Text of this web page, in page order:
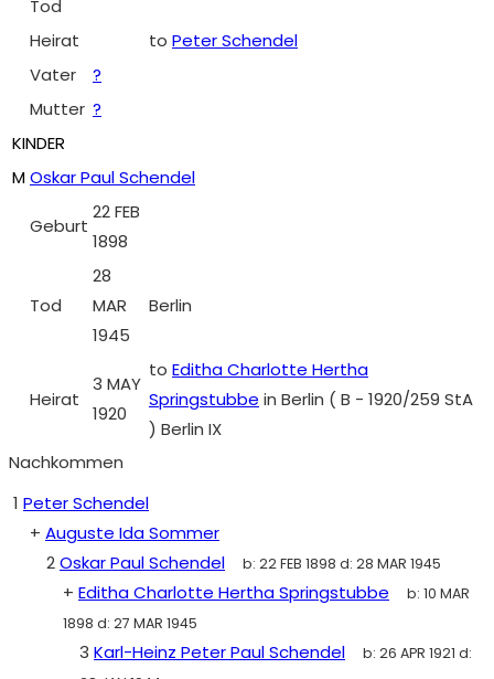
Tod
Heirat
to Peter Schendel
Vater
?
Mutter ?
KINDER
MOskar Paul Schendel
Geburt
22 FEB
1898
Tod
28
MAR
1945
Berlin
Heirat
3 MAY
1920
to Editha Charlotte Hertha
Springstubbe in Berlin ( B - 1920/259 StA
) Berlin IX
Nachkommen
1 Peter Schendel
+ Auguste Ida Sommer
2Oskar Paul Schendel b: 22 FEB 1898 d: 28 MAR 1945
+ Editha Charlotte Hertha Springstubbe b: 10 MAR
1898 d: 27 MAR 1945
3 Karl-Heinz Peter Paul Schendel b: 26 APR 1921 d: